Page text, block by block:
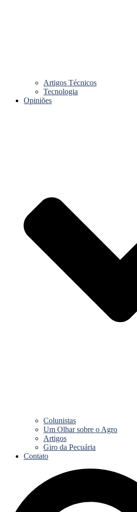
Artigos Técnicos
Tecnologia
Opiniões
Colunistas
Um Olhar sobre o Agro
Artigos
Giro da Pecuária
Contato